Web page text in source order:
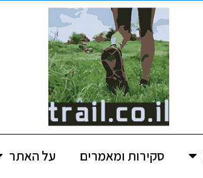
סקירות ומאמרים על האתר